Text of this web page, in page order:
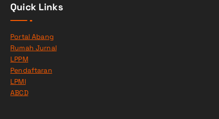
Quick Links
Portal Abang
Rumah Jurnal
LPPM
Pendaftaran
LPMI
ABCD